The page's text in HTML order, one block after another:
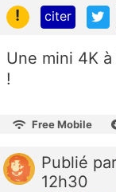
!
citer
Une mini 4K
!
Free Mobile
Publié par
12h30